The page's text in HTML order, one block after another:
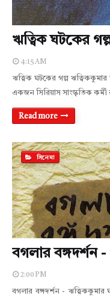
ঋত্বিক ঘটকের
4:15 AM
ঋত্বিক ঘটকের গল্প
একজন সিরিয়াস সাংস্কৃতিক
Read more
সিনেমা
বগলার বঙ্গদর্শন
2:00 PM
বগলার বঙ্গদর্শন -